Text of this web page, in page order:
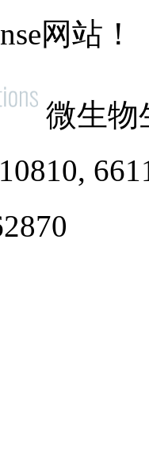
网站！
微生物